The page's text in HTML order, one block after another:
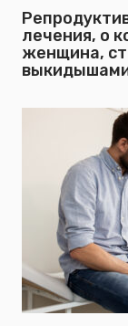
лечения, о
женщина,